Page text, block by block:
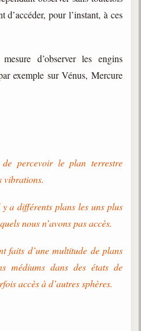
d’accéder, pour l’instant, à ces
d’observer les engins
exemple sur Vénus, Mercure
de percevoir le plan terrestre
vibrations.
a différents plans les uns plus
nous n’avons pas accès.
faits d’une multitude de plans
médiums dans des états de
accès à d’autres sphères.